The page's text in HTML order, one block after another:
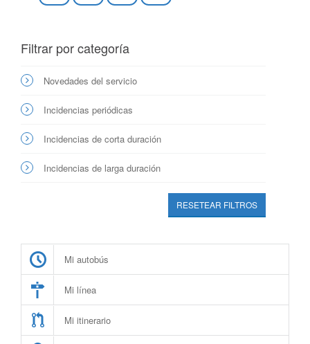
Filtrar por categoría
Novedades del servicio
Incidencias periódicas
Incidencias de corta duración
Incidencias de larga duración
RESETEAR FILTROS
Mi autobús
Mi línea
Mi itinerario